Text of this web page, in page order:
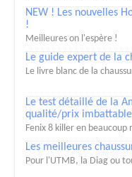
NEW ! Les nouvelles
!
Meilleures on l'espère !
Le guide expert de la
Le livre blanc de la
Le test détaillé de la
qualité/prix
Fenix 8 killer en beaucoup
Les meilleures
Pour l'UTMB, la Diag ou